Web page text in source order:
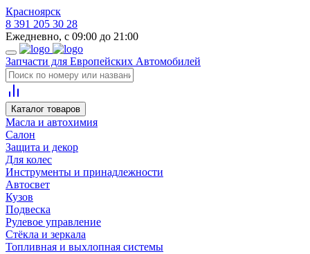
Красноярск
8 391 205 30 28
Ежедневно, с 09:00 до 21:00
Запчасти для Европейских Автомобилей
Каталог товаров
Масла и автохимия
Салон
Защита и декор
Для колес
Инструменты и принадлежности
Автосвет
Кузов
Подвеска
Рулевое управление
Стёкла и зеркала
Топливная и выхлопная системы